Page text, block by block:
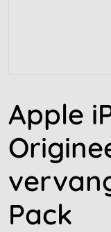
Apple
Pack